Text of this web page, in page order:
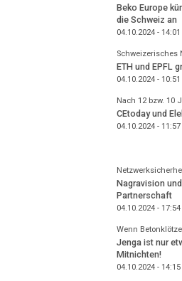
Beko Europe
die Schweiz an
04.10.2024 - 14:01
Schweizerisches
ETH und EPFL
04.10.2024 - 10:51
Nach 12 bzw. 10
CEtoday und
04.10.2024 - 11:57
Nagravision
Partnerschaft
04.10.2024 - 17:54
Wenn
Jenga ist nur
Mitnichten!
04.10.2024 - 14:15